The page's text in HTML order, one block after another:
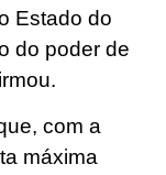
Estado do
do poder de
com a
máxima